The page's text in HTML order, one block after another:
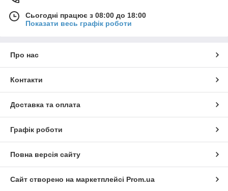
Сьогодні працює з 08:00 до 18:00
Показати весь графік роботи
Про нас
Контакти
Доставка та оплата
Графік роботи
Повна версія сайту
Сайт створено на маркетплейсі Prom.ua